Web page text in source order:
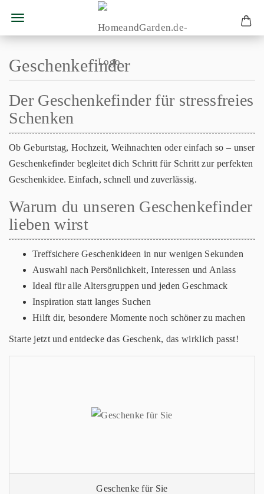
Geschenkefinder
Der Geschenkefinder für stressfreies
Schenken
Ob Geburtstag, Hochzeit, Weihnachten oder einfach so – unser
Geschenkefinder begleitet dich Schritt für Schritt zur perfekten
Geschenkidee. Einfach, schnell und zuverlässig.
Warum du unseren Geschenkefinder
lieben wirst
Treffsichere Geschenkideen in nur wenigen Sekunden
Auswahl nach Persönlichkeit, Interessen und Anlass
Ideal für alle Altersgruppen und jeden Geschmack
Inspiration statt langes Suchen
Hilft dir, besondere Momente noch schöner zu machen
Starte jetzt und entdecke das Geschenk, das wirklich passt!
Geschenke für Sie